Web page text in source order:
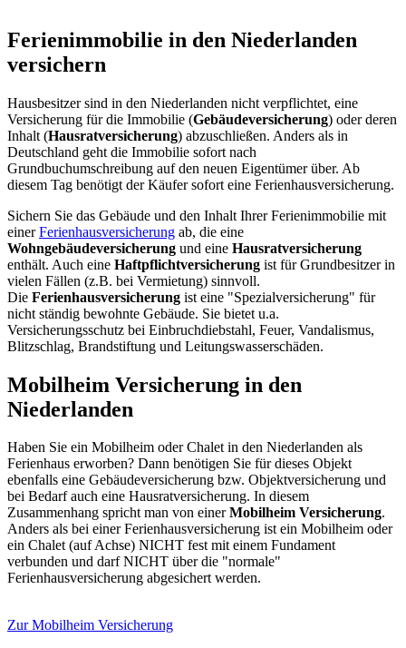
Ferienimmobilie in den Niederlanden
versichern
Hausbesitzer sind in den Niederlanden nicht verpflichtet, eine
Versicherung für die Immobilie (Gebäudeversicherung) oder deren
Inhalt (Hausratversicherung) abzuschließen. Anders als in
Deutschland geht die Immobilie sofort nach
Grundbuchumschreibung auf den neuen Eigentümer über. Ab
diesem Tag benötigt der Käufer sofort eine Ferienhausversicherung.
Sichern Sie das Gebäude und den Inhalt Ihrer Ferienimmobilie mit
einerFerienhausversicherung ab, die eine
Wohngebäudeversicherung und eine Hausratversicherung
enthält. Auch eine Haftpflichtversicherung ist für Grundbesitzer in
vielen Fällen (z.B. bei Vermietung) sinnvoll.
Die Ferienhausversicherung ist eine "Spezialversicherung" für
nicht ständig bewohnte Gebäude. Sie bietet u.a.
Versicherungsschutz bei Einbruchdiebstahl, Feuer, Vandalismus,
Blitzschlag, Brandstiftung und Leitungswasserschäden.
Mobilheim Versicherung in den
Niederlanden
Haben Sie ein Mobilheim oder Chalet in den Niederlanden als
Ferienhaus erworben? Dann benötigen Sie für dieses Objekt
ebenfalls eine Gebäudeversicherung bzw. Objektversicherung und
bei Bedarf auch eine Hausratversicherung. In diesem
Zusammenhang spricht man von einerMobilheim Versicherung.
Anders als bei einer Ferienhausversicherung ist ein Mobilheim oder
ein Chalet (auf Achse) NICHT fest mit einem Fundament
verbunden und darf NICHT über die "normale"
Ferienhausversicherung abgesichert werden.
Zur Mobilheim Versicherung